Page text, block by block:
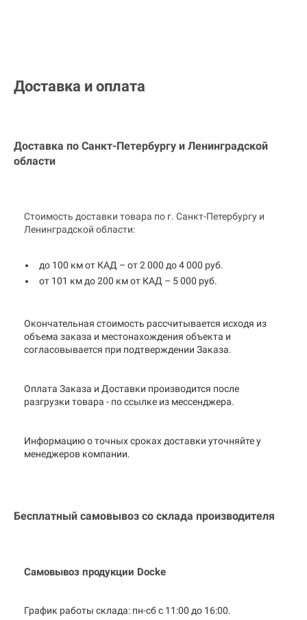
Доставка и оплата
Доставка по Санкт-Петербургу и Ленинградской
области
Стоимость доставки товара по г. Санкт-Петербургу и
Ленинградской области:
до 100 км от КАД – от 2 000 до 4 000 руб.
от 101 км до 200 км от КАД – 5 000 руб.
Окончательная стоимость рассчитывается исходя из
объема заказа и местонахождения объекта и
согласовывается при подтверждении Заказа.
Оплата Заказа и Доставки производится после
разгрузки товара - по ссылке из мессенджера.
Информацию о точных сроках доставки уточняйте у
менеджеров компании.
Бесплатный самовывоз со склада производителя
Самовывоз продукции Docke
График работы склада: пн-сб с 11:00 до 16:00.